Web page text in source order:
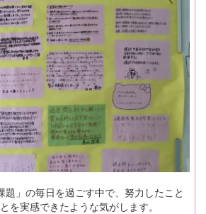
題」の毎日を過ごす中で、努力したこと
を実感できたような気がします。